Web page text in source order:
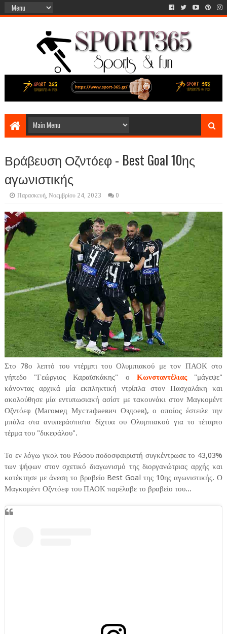
Βράβευση Οζντόεφ - Best Goal 10ης
αγωνιστικής
Παρασκευή, Νοεμβρίου 24, 2023 0
Στο 78ο λεπτό του ντέρμπι του Ολυμπιακού με τον ΠΑΟΚ στο
γήπεδο "Γεώργιος Καραϊσκάκης" ο Κωνσταντέλιας"μάγεψε"
κάνοντας αρχικά μία εκπληκτική ντρίπλα στον Πασχαλάκη και
ακολούθησε μία εντυπωσιακή ασίστ με τακουνάκι στον Μαγκομέντ
Οζντόεφ (Магомед Мустафаевич Оздоев), ο οποίος έστειλε την
μπάλα στα ανυπεράσπιστα δίχτυα ου Ολυμπιακού για το τέταρτο
τέρμα του "δικεφάλου".
Το εν λόγω γκολ του Ρώσου ποδοσφαιριστή συγκέντρωσε το 43,03%
των ψήφων στον σχετικό διαγωνισμό της διοργανώτριας αρχής και
κατέκτησε με άνεση το βραβείο Best Goal της 10ης αγωνιστικής. Ο
Μαγκομέντ Οζντόεφ του ΠΑΟΚ παρέλαβε το βραβείο του...